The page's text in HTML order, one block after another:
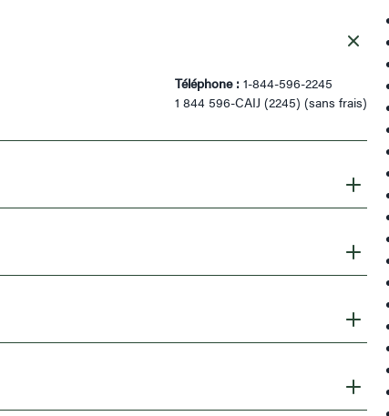
Téléphone :1-844-596-2245
1 844 596-CAIJ (2245) (sans frais)